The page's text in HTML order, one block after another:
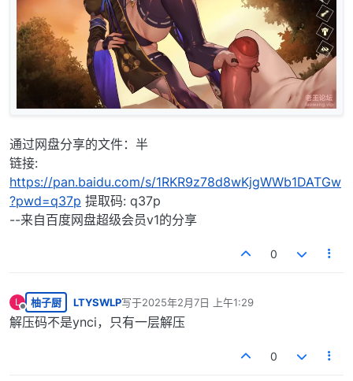
通过网盘分享的文件：半
链接:
https://pan.baidu.com/s/1RKR9z78d8wKjgWWb1DATGw
?pwd=q37p 提取码: q37p
--来自百度网盘超级会员v1的分享
0
L
离线
柚子厨 LTYSWLP写于2025年2月7日 上午1:29
最后由 编辑
解压码不是ynci，只有一层解压
0